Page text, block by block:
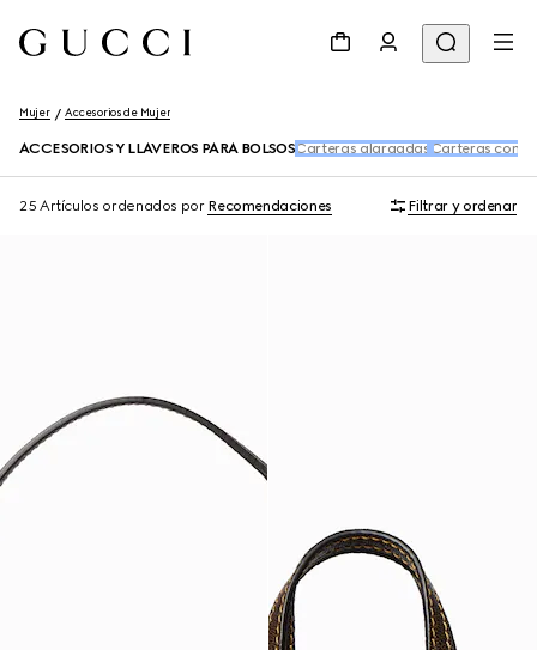
Mujer Accesorios de Mujer
ACCESORIOS Y LLAVEROS PARA BOLSOS Carteras alargadas Carteras con
25 Artículos ordenados por Recomendaciones Filtrar y ordenar